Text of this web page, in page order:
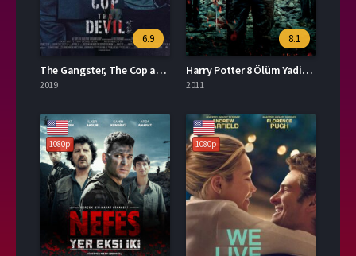
6.9
The Gangster, The Cop and The Devil Türkçe Dublaj İzle
2019
8.1
Harry Potter 8 Ölüm Yadirgarları Bölüm 2 İzle
2011
1080p 1080p